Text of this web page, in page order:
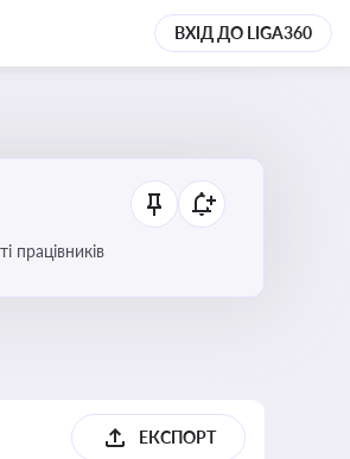
ВХІД ДО LIGA360
працівників
ЕКСПОРТ